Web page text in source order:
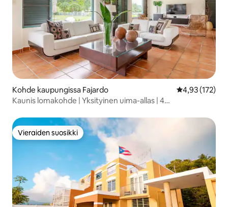
Kohde kaupungissa Fajardo
4,93 (172)
Kaunis lomakohde | Yksityinen uima-allas | 4
Vieraiden suosikki
Vieraiden suosikki